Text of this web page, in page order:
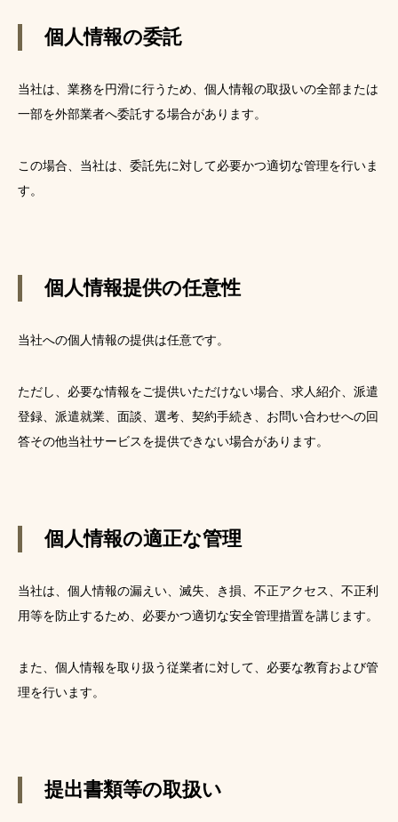
個人情報の委託
当社は、業務を円滑に行うため、個人情報の取扱いの全部または
一部を外部業者へ委託する場合があります。
この場合、当社は、委託先に対して必要かつ適切な管理を行いま
す。
個人情報提供の任意性
当社への個人情報の提供は任意です。
ただし、必要な情報をご提供いただけない場合、求人紹介、派遣
登録、派遣就業、面談、選考、契約手続き、お問い合わせへの回
答その他当社サービスを提供できない場合があります。
個人情報の適正な管理
当社は、個人情報の漏えい、滅失、き損、不正アクセス、不正利
用等を防止するため、必要かつ適切な安全管理措置を講じます。
また、個人情報を取り扱う従業者に対して、必要な教育および管
理を行います。
提出書類等の取扱い